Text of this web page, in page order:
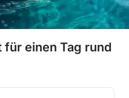
einen Tag rund